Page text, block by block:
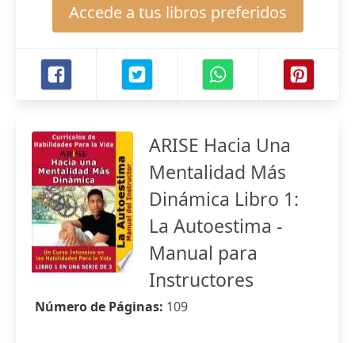
Accede a tus libros preferidos
ARISE Hacia Una
Mentalidad Más
Dinámica Libro 1:
La Autoestima -
Manual para
Instructores
Número de Páginas: 109